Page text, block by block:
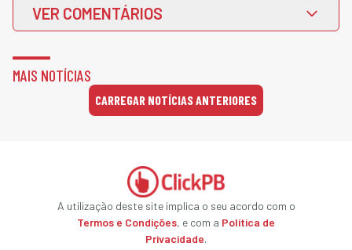
VER COMENTÁRIOS
MAIS NOTÍCIAS
CARREGAR NOTÍCIAS ANTERIORES
A utilização deste site implica o seu acordo com o
Termos e Condições, e com a Política de
Privacidade.